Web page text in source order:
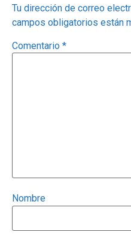
Tu dirección de correo
campos obligatorios están
Comentario *
Nombre